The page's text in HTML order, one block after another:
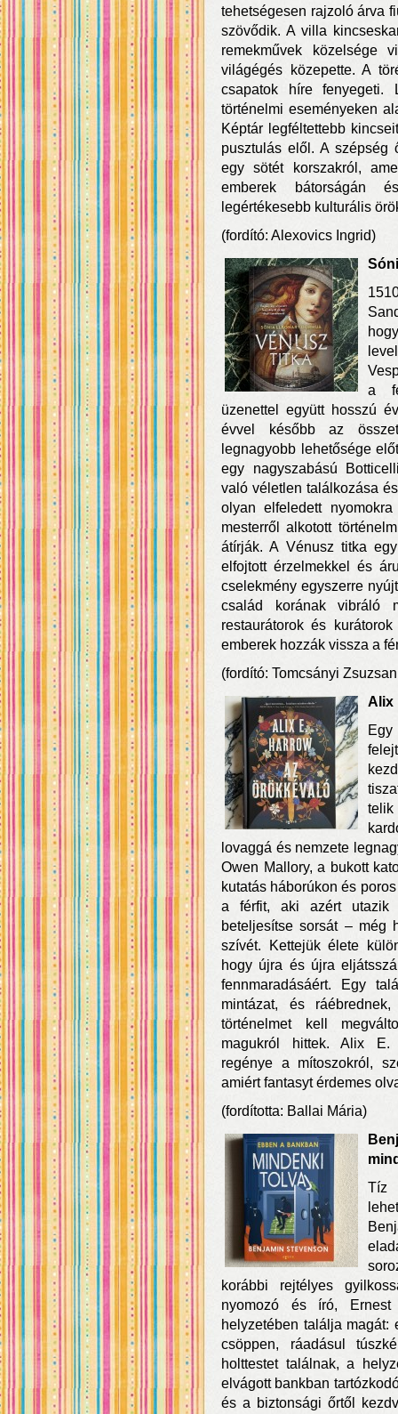
tehetségesen rajzoló árva
szövődik. A villa
remekművek közelsége
világégés közepette. A
csapatok híre fenyegeti.
történelmi eseményeken
Képtár legféltettebb
pusztulás elől. A szépség
egy sötét korszakról,
emberek bátorságán
legértékesebb kulturális
(fordító: Alexovics Ingrid)
a
üzenettel együtt hosszú
évvel később az
legnagyobb lehetősége
egy nagyszabású
való véletlen találkozása
olyan elfeledett
mesterről alkotott
átírják. A Vénusz titka
elfojtott érzelmekkel és
cselekmény egyszerre
család korának vibráló
restaurátorok és
emberek hozzák vissza a
(fordító: Tomcsányi
Alix
lovaggá és nemzete
Owen Mallory, a bukott
kutatás háborúkon és
a férfit, aki azért utazik
beteljesítse sorsát – még
szívét. Kettejük élete
hogy újra és újra
fennmaradásáért. Egy
mintázat, és
történelmet kell
magukról hittek. Alix E.
regénye a mítoszokról,
amiért fantasyt érdemes
(fordította: Ballai Mária)
Tíz
korábbi rejtélyes
nyomozó és író, Ernest
helyzetében találja
csöppen, ráadásul
holttestet találnak, a
elvágott bankban
és a biztonsági őrtől